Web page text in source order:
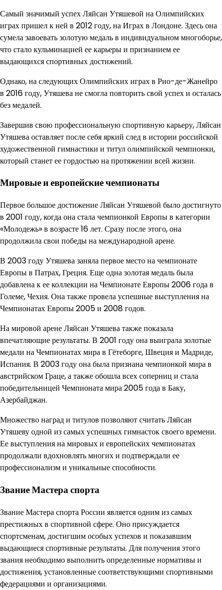
Самый значимый успех Ляйсан Утяшевой на Олимпийских
играх пришел к ней в 2012 году, на Играх в Лондоне. Здесь она
сумела завоевать золотую медаль в индивидуальном многоборье,
что стало кульминацией ее карьеры и признанием ее
выдающихся спортивных достижений.
Однако, на следующих Олимпийских играх в Рио-де-Жанейро
в 2016 году, Утяшева не смогла повторить свой успех и осталась
без медалей.
Завершив свою профессиональную спортивную карьеру, Ляйсан
Утяшева оставляет после себя яркий след в истории российской
художественной гимнастики и титул олимпийской чемпионки,
который станет ее гордостью на протяжении всей жизни.
Мировые и европейские чемпионаты
Первое большое достижение Ляйсан Утяшевой было достигнуто
в 2001 году, когда она стала чемпионкой Европы в категории
«Молодежь» в возрасте 16 лет. Сразу после этого, она
продолжила свои победы на международной арене.
В 2003 году Утяшева заняла первое место на чемпионате
Европы в Патрах, Греция. Еще одна золотая медаль была
добавлена к ее коллекции на Чемпионате Европы 2006 года в
Големе, Чехия. Она также провела успешные выступления на
Чемпионатах Европы 2005 и 2008 годов.
На мировой арене Ляйсан Утяшева также показала
впечатляющие результаты. В 2001 году она выиграла золотые
медали на Чемпионатах мира в Гётеборге, Швеция и Мадриде,
Испания. В 2003 году она была признана чемпионкой мира в
австрийском Граце, а также обошла всех соперниц и стала
победительницей Чемпионата мира 2005 года в Баку,
Азербайджан.
Множество наград и титулов позволяют считать Ляйсан
Утяшеву одной из самых успешных гимнасток своего времени.
Ее выступления на мировых и европейских чемпионатах
продолжали вдохновлять многих и подтверждали ее
профессионализм и уникальные способности.
Звание Мастера спорта
Звание Мастера спорта России является одним из самых
престижных в спортивной сфере. Оно присуждается
спортсменам, достигшим особых успехов и показавшим
выдающиеся спортивные результаты. Для получения этого
звания необходимо выполнить определенные нормативы и
достижения, установленные соответствующими спортивными
федерациями и организациями.